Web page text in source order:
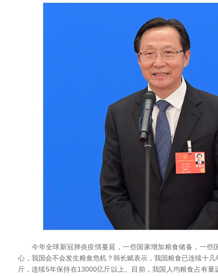
今年全球新冠肺炎疫情蔓延，一些国家增加粮食储备，一些
心，我国会不会发生粮食危机？韩长赋表示，我国粮食已连续十
斤，连续5年保持在13000亿斤以上。目前，我国人均粮食占有